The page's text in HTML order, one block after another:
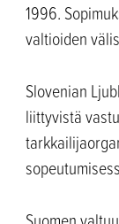
1996.
valtioiden
Slovenian
liittyvistä